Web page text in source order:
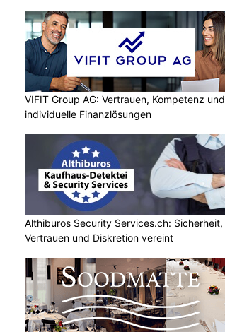
VIFIT Group AG: Vertrauen, Kompetenz und
individuelle Finanzlösungen
Althiburos Security Services.ch: Sicherheit,
Vertrauen und Diskretion vereint